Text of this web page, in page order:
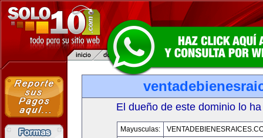
El dueño de este dominio lo
Mayusculas: